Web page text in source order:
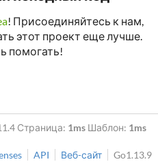
! Присоединяйтесь к нам,
этот проект еще лучше.
помогать!
Страница: 1ms Шаблон: 1ms
API Веб-сайт Go1.13.9